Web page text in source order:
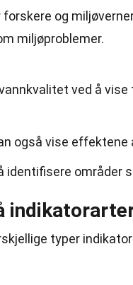
og
miljøproblemer.
ved å
også vise effektene
identifisere områder
typer